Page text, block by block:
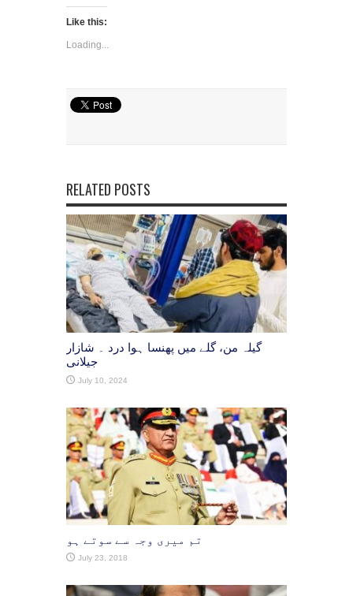
Like this:
Loading...
RELATED POSTS
گیلہ من، گلے میں پھنسا ہوا درد ۔ شازار
جیلانی
July 10, 2024
تم میری وجہ سے سوتے ہو
July 23, 2018